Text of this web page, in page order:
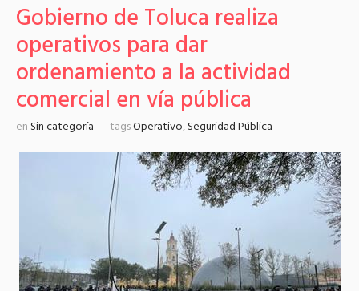
Gobierno de Toluca realiza
operativos para dar
ordenamiento a la actividad
comercial en vía pública
en Sin categoría tagsOperativo,Seguridad Pública